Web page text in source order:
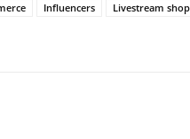
Influencers Livestream